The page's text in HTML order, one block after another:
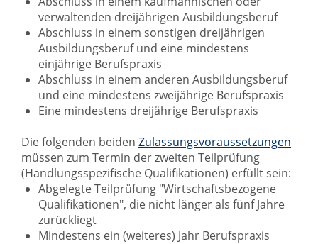
verwaltenden dreijährigen Ausbildungsberuf
Abschluss in einem sonstigen dreijährigen
Ausbildungsberuf und eine mindestens
einjährige Berufspraxis
Abschluss in einem anderen Ausbildungsberuf
und eine mindestens zweijährige Berufspraxis
Eine mindestens dreijährige Berufspraxis
Die folgenden beiden Zulassungsvoraussetzungen
müssen zum Termin der zweiten Teilprüfung
(Handlungsspezifische Qualifikationen) erfüllt sein:
Abgelegte Teilprüfung "Wirtschaftsbezogene
Qualifikationen", die nicht länger als fünf Jahre
zurückliegt
Mindestens ein (weiteres) Jahr Berufspraxis